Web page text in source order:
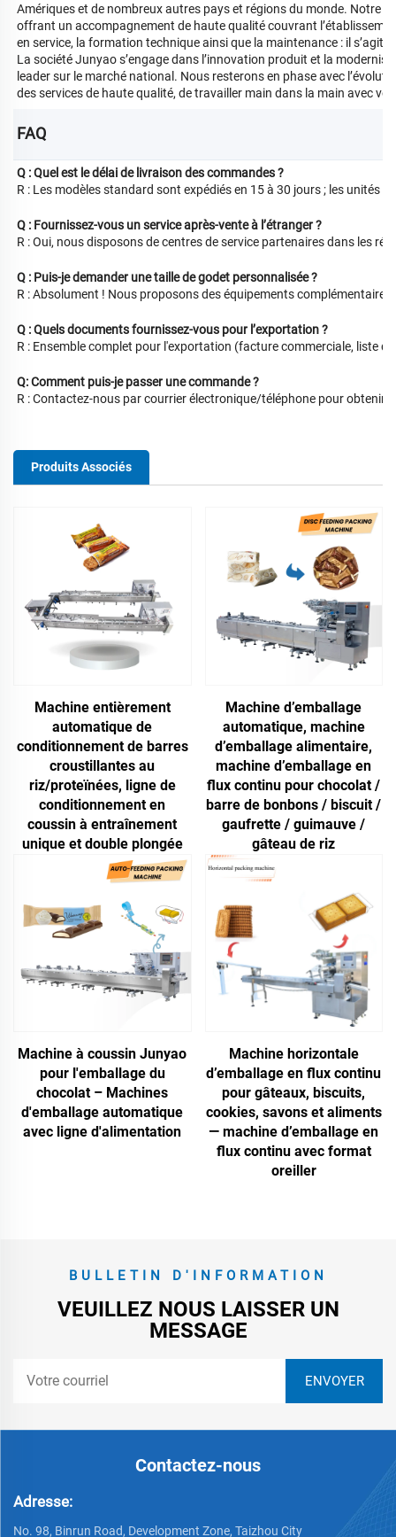
Amériques et de nombreux autres pays et régions du monde. Notre
offrant un accompagnement de haute qualité couvrant
en service, la formation technique ainsi que la maintenance : il s’agit
La société Junyao s’engage dans l’innovation produit et la
leader sur le marché national. Nous resterons en phase avec
des services de haute qualité, de travailler main dans la main avec
rapport qualité-prix : telle est la quête inlassable de Junyao.
Junyao coopérera, développera et tirera profit mutuellement avec
FAQ
Q : Quel est le délai de livraison des commandes ?
R : Les modèles standard sont expédiés en 15 à 30 jours ; les unités
Q : Fournissez-vous un service après-vente à l’étranger ?
R : Oui, nous disposons de centres de service partenaires dans les
Q : Puis-je demander une taille de godet personnalisée ?
R : Absolument ! Nous proposons des équipements complémentaires
Q : Quels documents fournissez-vous pour l’exportation ?
R : Ensemble complet pour l'exportation (facture commerciale, liste
Q: Comment puis-je passer une commande ?
R : Contactez-nous par courrier électronique/téléphone pour obtenir
Produits Associés
Machine entièrement
automatique de
conditionnement de barres
croustillantes au
riz/proteïnées, ligne de
conditionnement en
coussin à entraînement
unique et double plongée
Machine d’emballage
automatique, machine
d’emballage alimentaire,
machine d’emballage en
flux continu pour chocolat /
barre de bonbons / biscuit /
gaufrette / guimauve /
gâteau de riz
Machine à coussin Junyao
pour l'emballage du
chocolat – Machines
d'emballage automatique
avec ligne d'alimentation
Machine horizontale
d’emballage en flux continu
pour gâteaux, biscuits,
cookies, savons et aliments
— machine d’emballage en
flux continu avec format
oreiller
BULLETIN D'INFORMATION
VEUILLEZ NOUS LAISSER UN
MESSAGE
Contactez-nous
Adresse:
No. 98, Binrun Road, Development Zone, Taizhou City